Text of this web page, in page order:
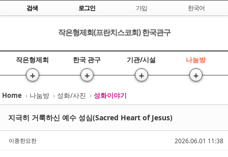
Skip to content
검색 로그인 가입 한국어
작은형제회(프란치스코회) 한국관구
작은형제회
+
한국 관구
+
기관/시설
+
나눔방
+
Home › 나눔방 › 성화/사진 › 성화이야기
2026.06.01 11:38
지극히 거룩하신 예수 성심(Sacred Heart of Jesus)
이종한요한
Sketchbook5, 스케치북5
Sketchbook5, 스케치북5